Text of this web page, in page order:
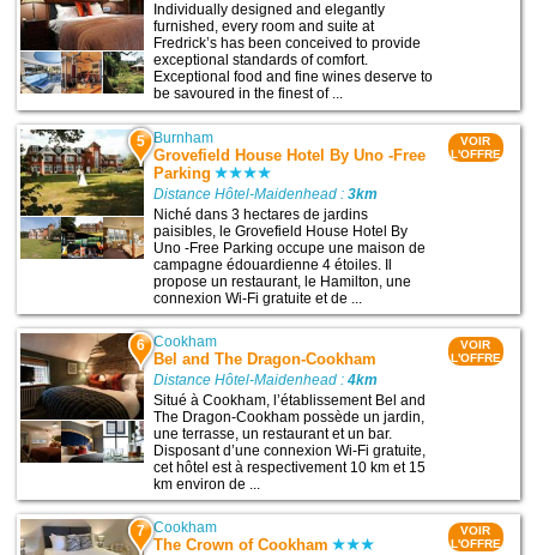
Individually designed and elegantly
furnished, every room and suite at
Fredrick’s has been conceived to provide
exceptional standards of comfort.
Exceptional food and fine wines deserve to
be savoured in the finest of ...
5 Burnham
Grovefield House Hotel By Uno -Free
Parking
Distance Hôtel-Maidenhead :3km
Niché dans 3 hectares de jardins
paisibles, le Grovefield House Hotel By
Uno -Free Parking occupe une maison de
campagne édouardienne 4 étoiles. Il
propose un restaurant, le Hamilton, une
connexion Wi-Fi gratuite et de ...
VOIR
L'OFFRE
6 Cookham
Bel and The Dragon-Cookham
Distance Hôtel-Maidenhead :4km
Situé à Cookham, l’établissement Bel and
The Dragon-Cookham possède un jardin,
une terrasse, un restaurant et un bar.
Disposant d’une connexion Wi-Fi gratuite,
cet hôtel est à respectivement 10 km et 15
km environ de ...
VOIR
L'OFFRE
7 Cookham
The Crown of Cookham
VOIR
L'OFFRE